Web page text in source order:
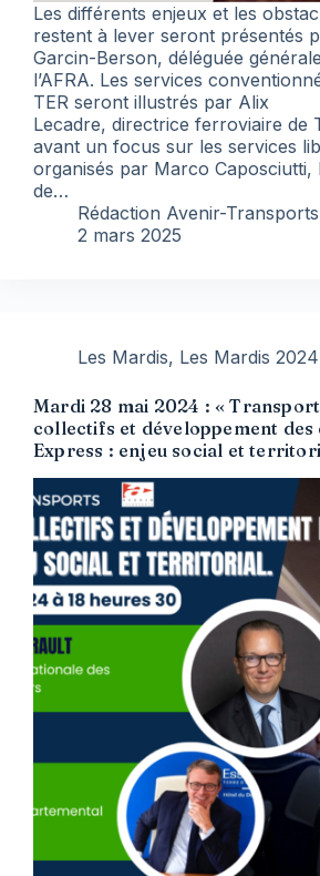
Les différents enjeux et les
restent à lever seront présentés
Garcin-Berson, déléguée
l’AFRA. Les services
TER seront illustrés par Alix
Lecadre, directrice ferroviaire de
avant un focus sur les services
organisés par Marco Caposciutti,
de…
Rédaction Avenir-Transports
2 mars 2025
Les Mardis, Les Mardis 2024
Mardi 28 mai 2024 : «
collectifs et développement des
Express : enjeu social et